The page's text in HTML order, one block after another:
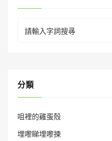
for:
分類
咀裡的雞蛋殼
埋嚟睇埋嚟揀